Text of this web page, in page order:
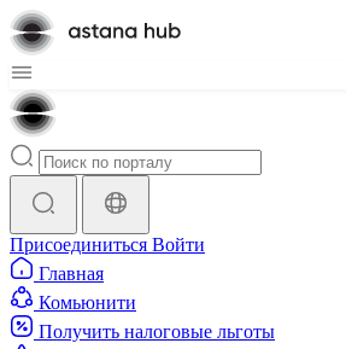
Присоединиться Войти
Главная
Комьюнити
Получить налоговые льготы